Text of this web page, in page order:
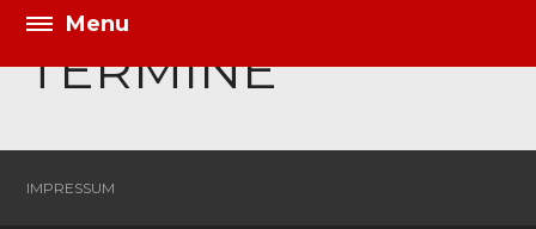
TERMINE
IMPRESSUM